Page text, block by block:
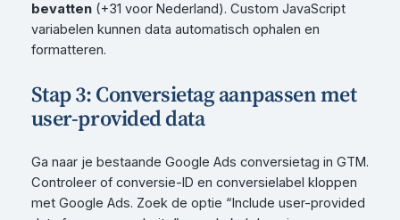
bevatten(+31 voor Nederland). Custom JavaScript
variabelen kunnen data automatisch ophalen en
formatteren.
Stap 3: Conversietag aanpassen met
user-provided data
Ga naar je bestaande Google Ads conversietag in GTM.
Controleer of conversie-ID en conversielabel kloppen
met Google Ads. Zoek de optie “Include user-provided